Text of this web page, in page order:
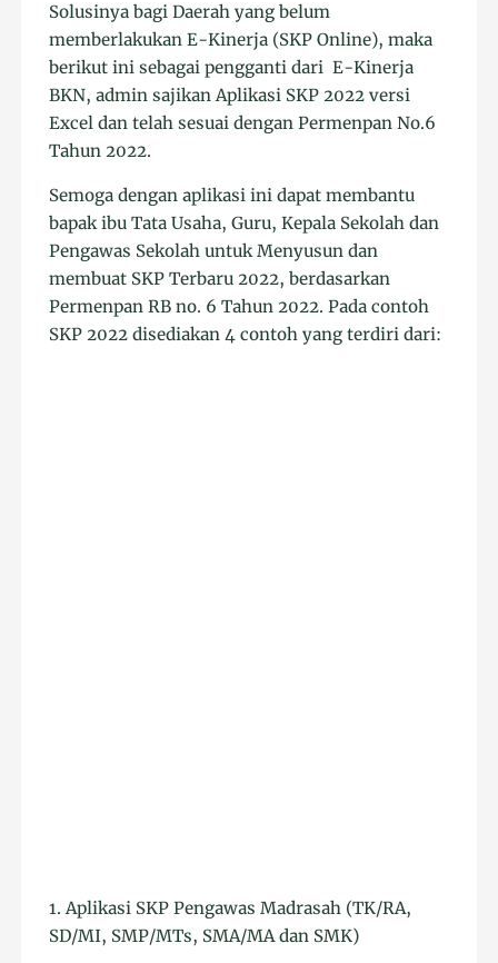
Solusinya bagi Daerah yang belum
memberlakukan E-Kinerja (SKP Online), maka
berikut ini sebagai pengganti dari E-Kinerja
BKN, admin sajikan Aplikasi SKP 2022 versi
Excel dan telah sesuai dengan Permenpan No.6
Tahun 2022.
Semoga dengan aplikasi ini dapat membantu
bapak ibu Tata Usaha, Guru, Kepala Sekolah dan
Pengawas Sekolah untuk Menyusun dan
membuat SKP Terbaru 2022, berdasarkan
Permenpan RB no. 6 Tahun 2022. Pada contoh
SKP 2022 disediakan 4 contoh yang terdiri dari:
1. Aplikasi SKP Pengawas Madrasah (TK/RA,
SD/MI, SMP/MTs, SMA/MA dan SMK)